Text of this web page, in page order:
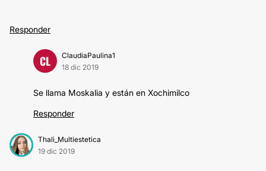
Responder
CL
ClaudiaPaulina1
18 dic 2019
Se llama Moskalia y están en Xochimilco
Responder
Thali_Multiestetica
19 dic 2019